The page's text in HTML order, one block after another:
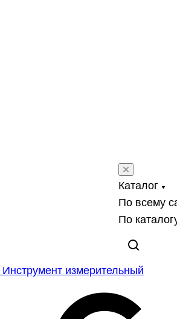
Каталог
По всему
По
Инструмент измерительный